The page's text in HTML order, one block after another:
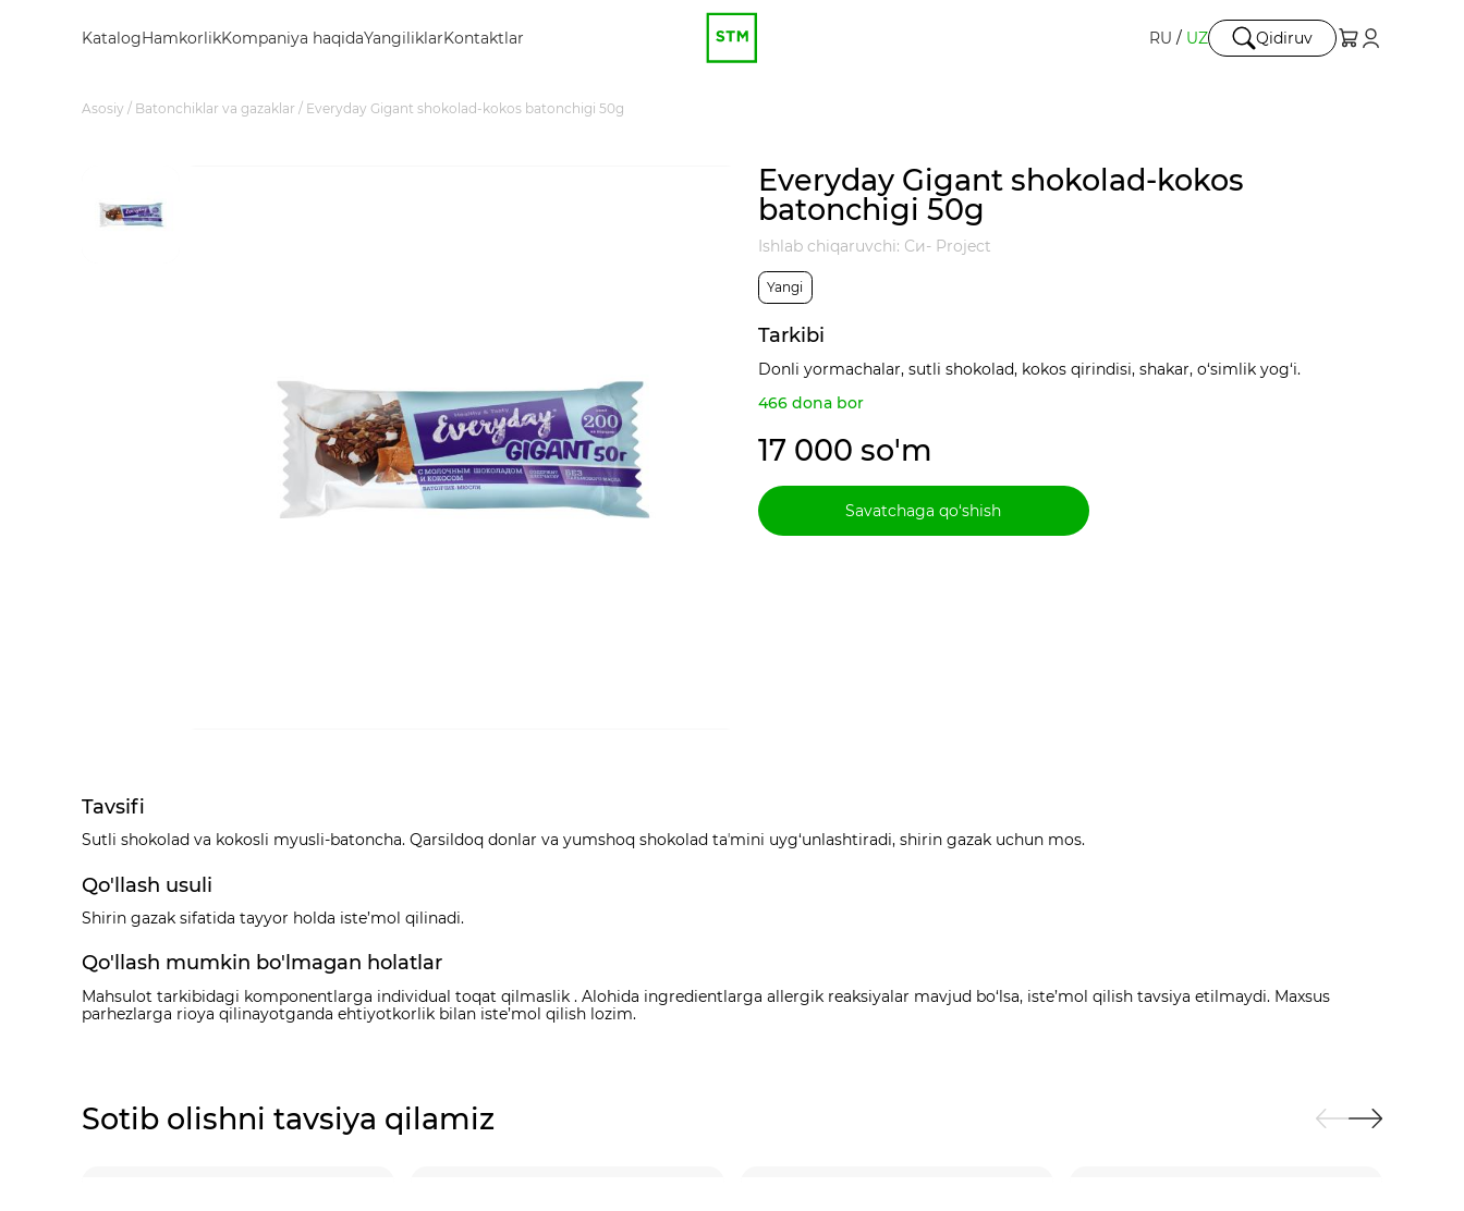
KatalogHamkorlikKompaniya haqidaYangiliklarKontaktlar RU / UZ Qidiruv
Asosiy Batonchiklar va gazaklar Everyday Gigant shokolad-kokos batonchigi 50g
Everyday Gigant shokolad-kokos
batonchigi 50g
Ishlab chiqaruvchi: Си- Project
Yangi
Tarkibi
Donli yormachalar, sutli shokolad, kokos qirindisi, shakar, o‘simlik yog‘i.
466 dona bor
17 000 so'm
Savatchaga qo‘shish
Tavsifi
Sutli shokolad va kokosli myusli-batoncha. Qarsildoq donlar va yumshoq shokolad taʼmini uyg‘unlashtiradi, shirin gazak uchun mos.
Qo'llash usuli
Shirin gazak sifatida tayyor holda iste’mol qilinadi.
Qo'llash mumkin bo'lmagan holatlar
Mahsulot tarkibidagi komponentlarga individual toqat qilmaslik . Alohida ingredientlarga allergik reaksiyalar mavjud bo‘lsa, iste’mol qilish tavsiya etilmaydi. Maxsus
parhezlarga rioya qilinayotganda ehtiyotkorlik bilan iste’mol qilish lozim.
Sotib olishni tavsiya qilamiz